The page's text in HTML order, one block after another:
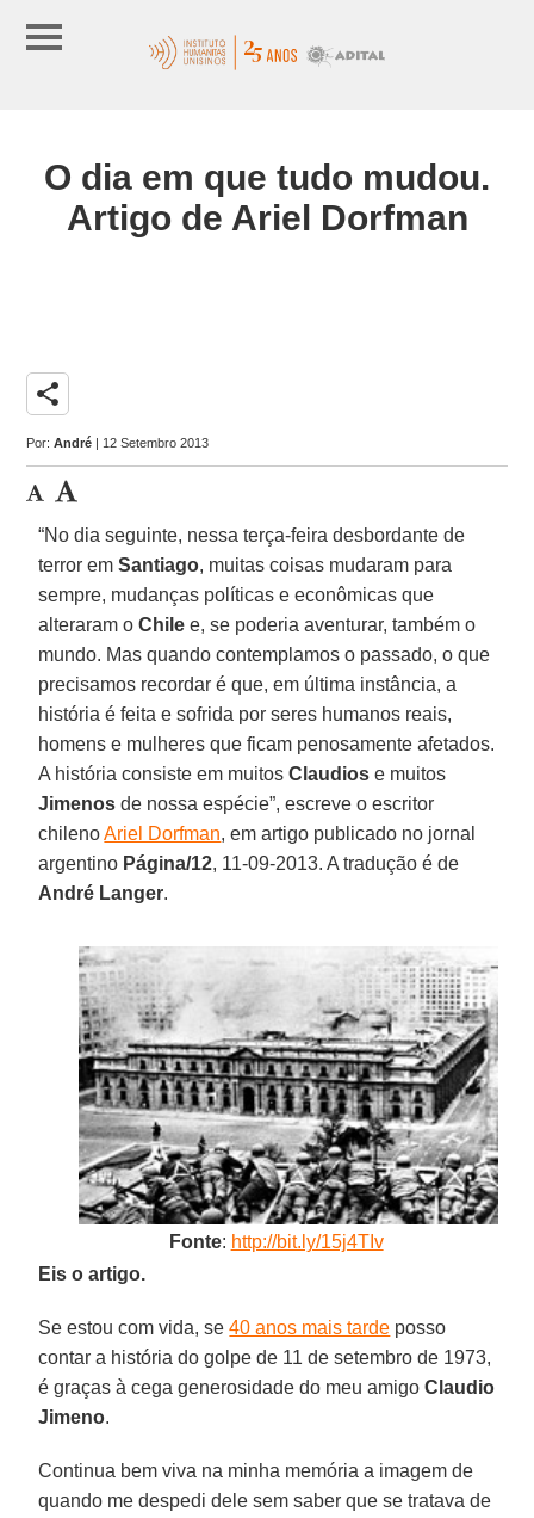
O dia em que tudo mudou.
Artigo de Ariel Dorfman
share
Por:André | 12 Setembro 2013
“No dia seguinte, nessa terça-feira desbordante de
terror emSantiago, muitas coisas mudaram para
sempre, mudanças políticas e econômicas que
alteraram oChile e, se poderia aventurar, também o
mundo. Mas quando contemplamos o passado, o que
precisamos recordar é que, em última instância, a
história é feita e sofrida por seres humanos reais,
homens e mulheres que ficam penosamente afetados.
A história consiste em muitosClaudios e muitos
Jimenos de nossa espécie”, escreve o escritor
chilenoAriel Dorfman, em artigo publicado no jornal
argentino Página/12, 11-09-2013. A tradução é de
André Langer.
Fonte: http://bit.ly/15j4TIv
Eis o artigo.
Se estou com vida, se40 anos mais tarde posso
contar a história do golpe de 11 de setembro de 1973,
é graças à cega generosidade do meu amigoClaudio
Jimeno.
Continua bem viva na minha memória a imagem de
quando me despedi dele sem saber que se tratava de